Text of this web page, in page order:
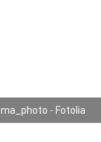
ma_photo - Fotolia